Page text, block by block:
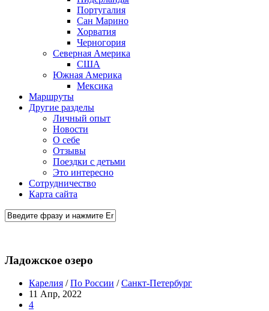
Португалия
Сан Марино
Хорватия
Черногория
Северная Америка
США
Южная Америка
Мексика
Маршруты
Другие разделы
Личный опыт
Новости
О себе
Отзывы
Поездки с детьми
Это интересно
Сотрудничество
Карта сайта
Ладожское озеро
Карелия /По России /Санкт-Петербург
11 Апр, 2022
4